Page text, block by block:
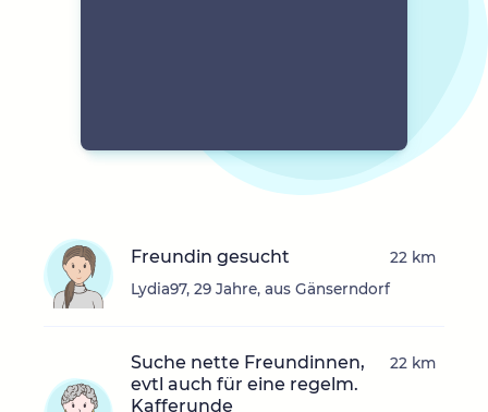
Freundin gesucht
Lydia97, 29 Jahre, aus Gänserndorf
22 km
Suche nette Freundinnen,
evtl auch für eine regelm.
Kafferunde
22 km